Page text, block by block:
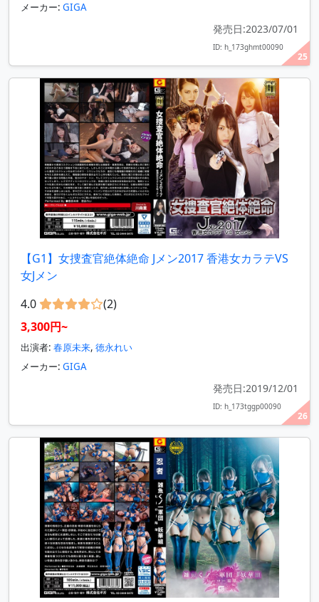
25
メーカー: GIGA
発売日:2023/07/01
ID: h_173ghmt00090
26
【G1】女捜査官絶体絶命 Jメン2017 香港女カラテVS
女Jメン
4.0
(2)
3,300円~
出演者: 春原未来, 徳永れい
メーカー: GIGA
発売日:2019/12/01
ID: h_173tggp00090